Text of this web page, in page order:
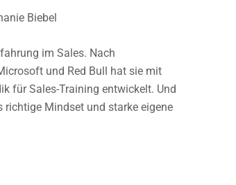
Biebel
im Sales. Nach
und Red Bull hat sie mit
für Sales-Training entwickelt. Und
richtige Mindset und starke eigene